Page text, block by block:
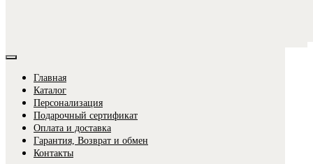
Главная
Каталог
Персонализация
Подарочный сертификат
Оплата и доставка
Гарантия, Возврат и обмен
Контакты